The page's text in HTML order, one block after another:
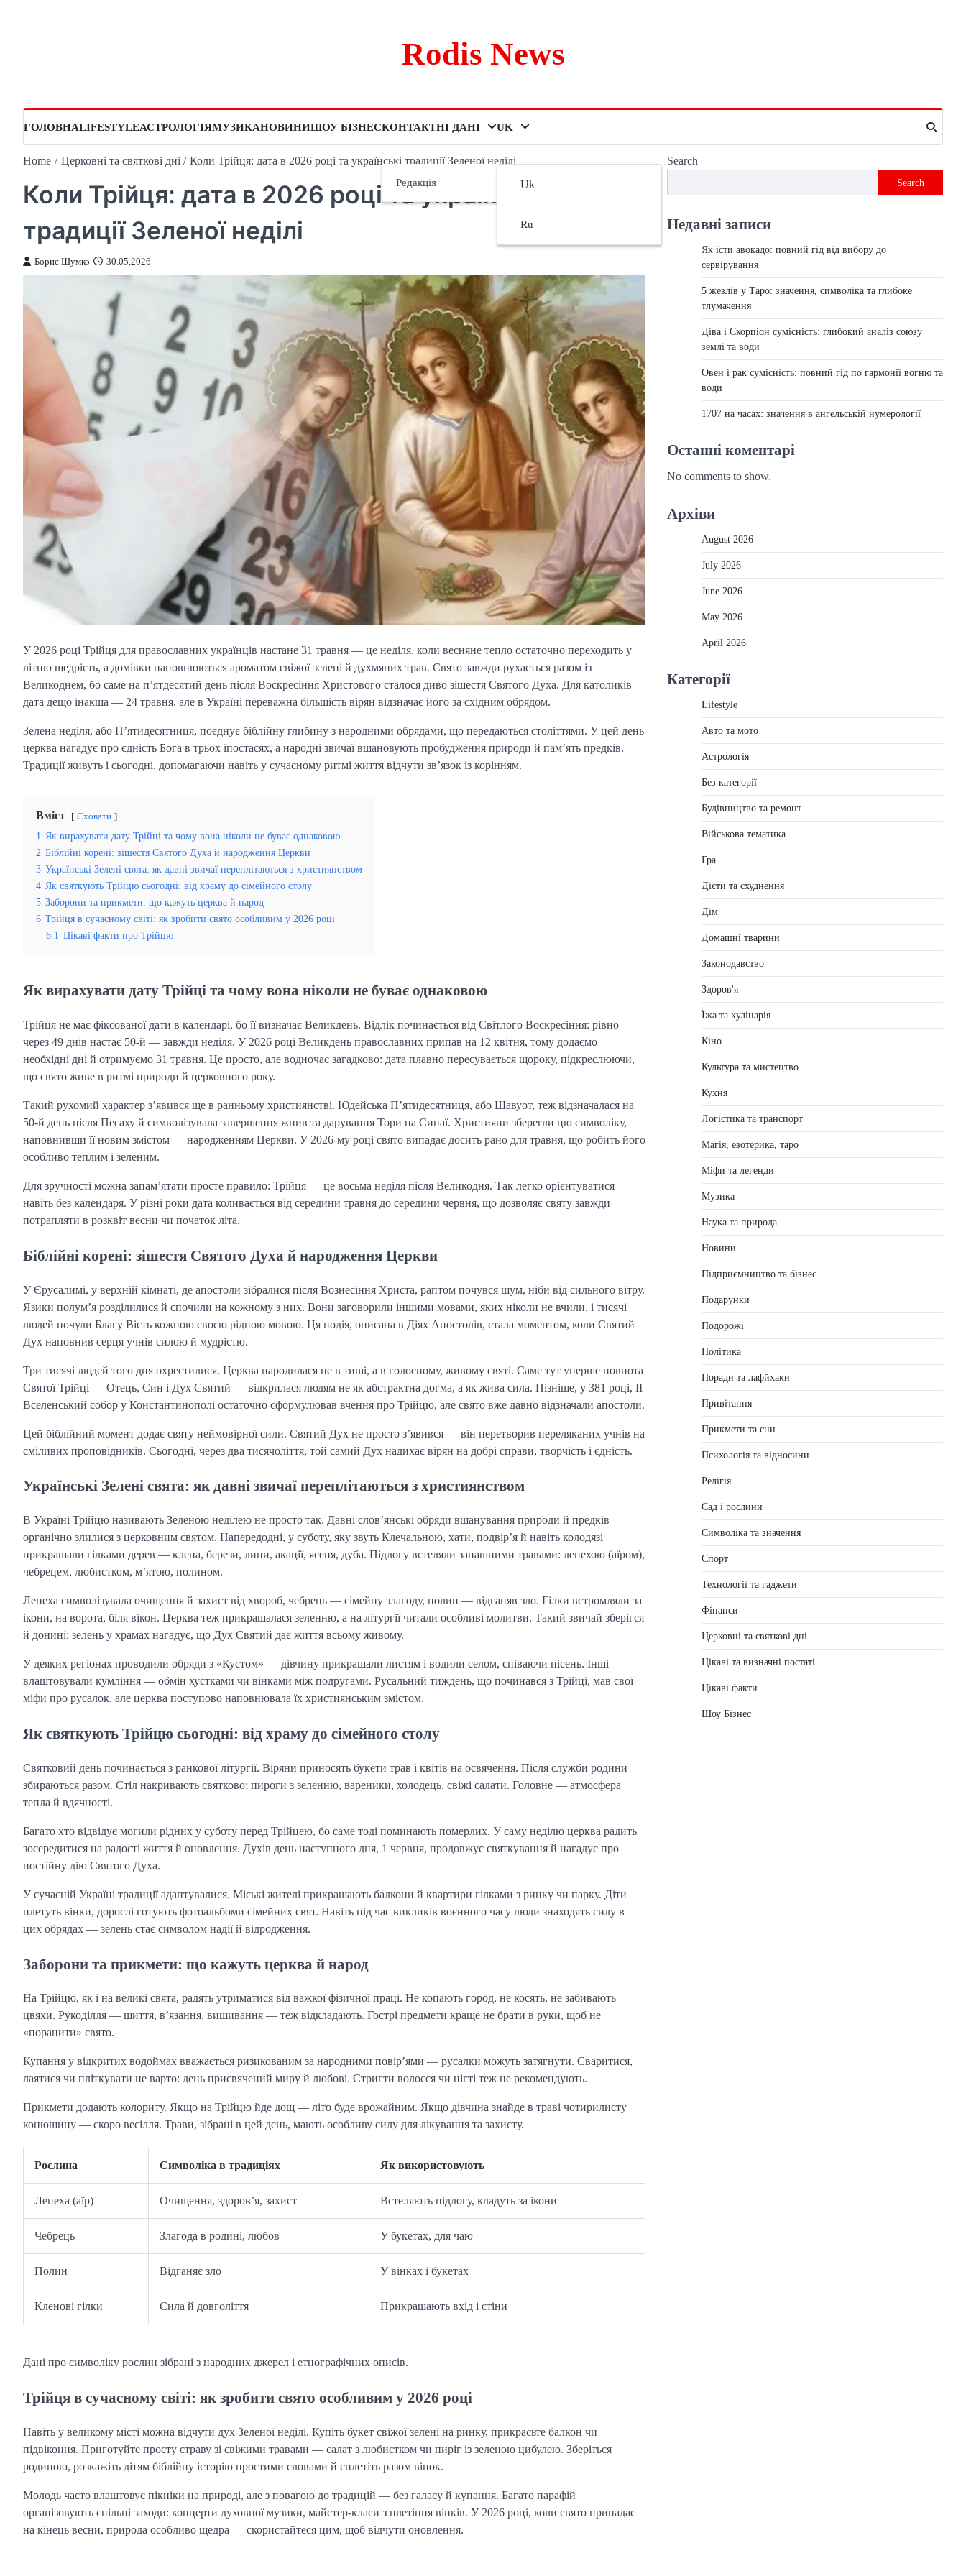
Rodis News
ГОЛОВНАLIFESTYLEАСТРОЛОГІЯМУЗИКАНОВИНИШОУ БІЗНЕСКОНТАКТНІ ДАНІ
Редакція
UK
Uk
Ru
Home Церковні та святкові дні Коли Трійця: дата в 2026 році та українські традиції Зеленої неділі
Коли Трійця: дата в 2026 році та українські
традиції Зеленої неділі
Борис Шумко 30.05.2026
У 2026 році Трійця для православних українців настане 31 травня — це неділя, коли весняне тепло остаточно переходить у
літню щедрість, а домівки наповнюються ароматом свіжої зелені й духмяних трав. Свято завжди рухається разом із
Великоднем, бо саме на п’ятдесятий день після Воскресіння Христового сталося диво зішестя Святого Духа. Для католиків
дата дещо інакша — 24 травня, але в Україні переважна більшість вірян відзначає його за східним обрядом.
Зелена неділя, або П’ятидесятниця, поєднує біблійну глибину з народними обрядами, що передаються століттями. У цей день
церква нагадує про єдність Бога в трьох іпостасях, а народні звичаї вшановують пробудження природи й пам’ять предків.
Традиції живуть і сьогодні, допомагаючи навіть у сучасному ритмі життя відчути зв’язок із корінням.
Вміст Сховати
1 Як вирахувати дату Трійці та чому вона ніколи не буває однаковою
2 Біблійні корені: зішестя Святого Духа й народження Церкви
3 Українські Зелені свята: як давні звичаї переплітаються з християнством
4 Як святкують Трійцю сьогодні: від храму до сімейного столу
5 Заборони та прикмети: що кажуть церква й народ
6 Трійця в сучасному світі: як зробити свято особливим у 2026 році
6.1 Цікаві факти про Трійцю
Як вирахувати дату Трійці та чому вона ніколи не буває однаковою
Трійця не має фіксованої дати в календарі, бо її визначає Великдень. Відлік починається від Світлого Воскресіння: рівно
через 49 днів настає 50-й — завжди неділя. У 2026 році Великдень православних припав на 12 квітня, тому додаємо
необхідні дні й отримуємо 31 травня. Це просто, але водночас загадково: дата плавно пересувається щороку, підкреслюючи,
що свято живе в ритмі природи й церковного року.
Такий рухомий характер з’явився ще в ранньому християнстві. Юдейська П’ятидесятниця, або Шавуот, теж відзначалася на
50-й день після Песаху й символізувала завершення жнив та дарування Тори на Синаї. Християни зберегли цю символіку,
наповнивши її новим змістом — народженням Церкви. У 2026-му році свято випадає досить рано для травня, що робить його
особливо теплим і зеленим.
Для зручності можна запам’ятати просте правило: Трійця — це восьма неділя після Великодня. Так легко орієнтуватися
навіть без календаря. У різні роки дата коливається від середини травня до середини червня, що дозволяє святу завжди
потрапляти в розквіт весни чи початок літа.
Біблійні корені: зішестя Святого Духа й народження Церкви
У Єрусалимі, у верхній кімнаті, де апостоли зібралися після Вознесіння Христа, раптом почувся шум, ніби від сильного вітру.
Язики полум’я розділилися й спочили на кожному з них. Вони заговорили іншими мовами, яких ніколи не вчили, і тисячі
людей почули Благу Вість кожною своєю рідною мовою. Ця подія, описана в Діях Апостолів, стала моментом, коли Святий
Дух наповнив серця учнів силою й мудрістю.
Три тисячі людей того дня охрестилися. Церква народилася не в тиші, а в голосному, живому святі. Саме тут уперше повнота
Святої Трійці — Отець, Син і Дух Святий — відкрилася людям не як абстрактна догма, а як жива сила. Пізніше, у 381 році, II
Вселенський собор у Константинополі остаточно сформулював вчення про Трійцю, але свято вже давно відзначали апостоли.
Цей біблійний момент додає святу неймовірної сили. Святий Дух не просто з’явився — він перетворив переляканих учнів на
сміливих проповідників. Сьогодні, через два тисячоліття, той самий Дух надихає вірян на добрі справи, творчість і єдність.
Українські Зелені свята: як давні звичаї переплітаються з християнством
В Україні Трійцю називають Зеленою неділею не просто так. Давні слов’янські обряди вшанування природи й предків
органічно злилися з церковним святом. Напередодні, у суботу, яку звуть Клечальною, хати, подвір’я й навіть колодязі
прикрашали гілками дерев — клена, берези, липи, акації, ясеня, дуба. Підлогу встеляли запашними травами: лепехою (аїром),
чебрецем, любистком, м’ятою, полином.
Лепеха символізувала очищення й захист від хвороб, чебрець — сімейну злагоду, полин — відганяв зло. Гілки встромляли за
ікони, на ворота, біля вікон. Церква теж прикрашалася зеленню, а на літургії читали особливі молитви. Такий звичай зберігся
й донині: зелень у храмах нагадує, що Дух Святий дає життя всьому живому.
У деяких регіонах проводили обряди з «Кустом» — дівчину прикрашали листям і водили селом, співаючи пісень. Інші
влаштовували кумління — обмін хустками чи вінками між подругами. Русальний тиждень, що починався з Трійці, мав свої
міфи про русалок, але церква поступово наповнювала їх християнським змістом.
Як святкують Трійцю сьогодні: від храму до сімейного столу
Святковий день починається з ранкової літургії. Віряни приносять букети трав і квітів на освячення. Після служби родини
збираються разом. Стіл накривають святково: пироги з зеленню, вареники, холодець, свіжі салати. Головне — атмосфера
тепла й вдячності.
Багато хто відвідує могили рідних у суботу перед Трійцею, бо саме тоді поминають померлих. У саму неділю церква радить
зосередитися на радості життя й оновлення. Духів день наступного дня, 1 червня, продовжує святкування й нагадує про
постійну дію Святого Духа.
У сучасній Україні традиції адаптувалися. Міські жителі прикрашають балкони й квартири гілками з ринку чи парку. Діти
плетуть вінки, дорослі готують фотоальбоми сімейних свят. Навіть під час викликів воєнного часу люди знаходять силу в
цих обрядах — зелень стає символом надії й відродження.
Заборони та прикмети: що кажуть церква й народ
На Трійцю, як і на великі свята, радять утриматися від важкої фізичної праці. Не копають город, не косять, не забивають
цвяхи. Рукоділля — шиття, в’язання, вишивання — теж відкладають. Гострі предмети краще не брати в руки, щоб не
«поранити» свято.
Купання у відкритих водоймах вважається ризикованим за народними повір’ями — русалки можуть затягнути. Сваритися,
лаятися чи пліткувати не варто: день присвячений миру й любові. Стригти волосся чи нігті теж не рекомендують.
Прикмети додають колориту. Якщо на Трійцю йде дощ — літо буде врожайним. Якщо дівчина знайде в траві чотирилисту
конюшину — скоро весілля. Трави, зібрані в цей день, мають особливу силу для лікування та захисту.
Рослина Символіка в традиціях Як використовують
Лепеха (аїр) Очищення, здоров’я, захист Встеляють підлогу, кладуть за ікони
Чебрець Злагода в родині, любов У букетах, для чаю
Полин Відганяє зло У вінках і букетах
Кленові гілки Сила й довголіття Прикрашають вхід і стіни
Дані про символіку рослин зібрані з народних джерел і етнографічних описів.
Трійця в сучасному світі: як зробити свято особливим у 2026 році
Навіть у великому місті можна відчути дух Зеленої неділі. Купіть букет свіжої зелені на ринку, прикрасьте балкон чи
підвіконня. Приготуйте просту страву зі свіжими травами — салат з любистком чи пиріг із зеленою цибулею. Зберіться
родиною, розкажіть дітям біблійну історію простими словами й сплетіть разом вінок.
Молодь часто влаштовує пікніки на природі, але з повагою до традицій — без галасу й купання. Багато парафій
організовують спільні заходи: концерти духовної музики, майстер-класи з плетіння вінків. У 2026 році, коли свято припадає
на кінець весни, природа особливо щедра — скористайтеся цим, щоб відчути оновлення.
Search
Search
Недавні записи
Як їсти авокадо: повний гід від вибору до
сервірування
5 жезлів у Таро: значення, символіка та глибоке
тлумачення
Діва і Скорпіон сумісність: глибокий аналіз союзу
землі та води
Овен і рак сумісність: повний гід по гармонії вогню та
води
1707 на часах: значення в ангельській нумерології
Останні коментарі
No comments to show.
Архіви
August 2026
July 2026
June 2026
May 2026
April 2026
Категорії
Lifestyle
Авто та мото
Астрологія
Без категорії
Будівництво та ремонт
Військова тематика
Гра
Дієти та схуднення
Дім
Домашні тварини
Законодавство
Здоров'я
Їжа та кулінарія
Кіно
Культура та мистецтво
Кухня
Логістика та транспорт
Магія, езотерика, таро
Міфи та легенди
Музика
Наука та природа
Новини
Підприємництво та бізнес
Подарунки
Подорожі
Політика
Поради та лафйхаки
Привітання
Прикмети та сни
Психологія та відносини
Релігія
Сад і рослини
Символіка та значення
Спорт
Технології та гаджети
Фінанси
Церковні та святкові дні
Цікаві та визначні постаті
Цікаві факти
Шоу Бізнес